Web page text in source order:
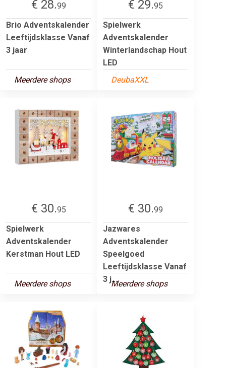
€ 28.99
Brio Adventskalender
Leeftijdsklasse Vanaf
3 jaar
Meerdere shops
€ 29.95
Spielwerk
Adventskalender
Winterlandschap Hout
LED
DeubaXXL
€ 30.95
Spielwerk
Adventskalender
Kerstman Hout LED
Meerdere shops
€ 30.99
Jazwares
Adventskalender
Speelgoed
Leeftijdsklasse Vanaf
3 j...Meerdere shops